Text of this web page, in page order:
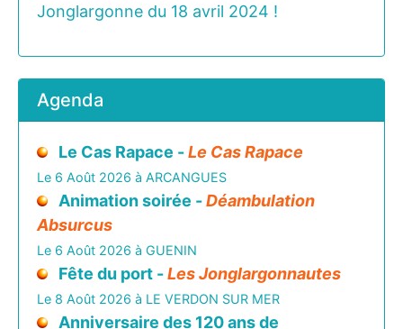
Jonglargonne du 18 avril 2024 !
Agenda
Le Cas Rapace -Le Cas Rapace
Le 6 Août 2026 à ARCANGUES
Animation soirée -Déambulation
Absurcus
Le 6 Août 2026 à GUENIN
Fête du port -Les Jonglargonnautes
Le 8 Août 2026 à LE VERDON SUR MER
Anniversaire des 120 ans de